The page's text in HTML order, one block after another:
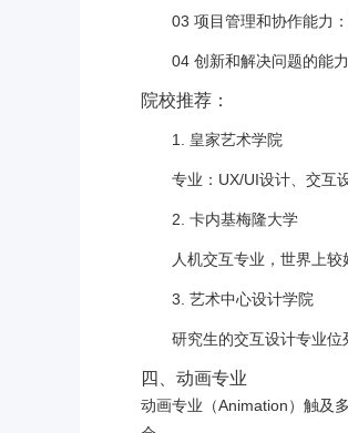
03 项目管理和协作能力
04 创新和解决问题的能
院校推荐：
1. 皇家艺术学院
专业：UX/UI设计、交互
2. 卡内基梅隆大学
人机交互专业，世界上较
3. 艺术中心设计学院
研究生的交互设计专业位
四、动画专业
动画专业（Animation）触及